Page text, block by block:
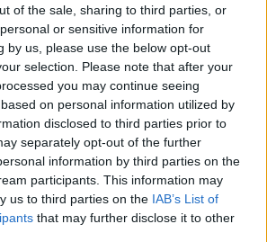
of the sale, sharing to third parties, or
or sensitive information for
by us, please use the below opt-out
selection. Please note that after your
you may continue seeing
on personal information utilized by
disclosed to third parties prior to
separately opt-out of the further
information by third parties on the
participants. This information may
us to third parties on the IAB’s List of
that may further disclose it to other
kerülés is szerepel.
vonna be friss tőkét a 2012
forintos alaptőkével és 100 millió
létrehozott Altera Vagyonkezelő Zrt.
zárt körben megalapított társaság
lép a Budapesti Értéktőzsdére (BÉT),
tervei szerint - a jegyzést követően